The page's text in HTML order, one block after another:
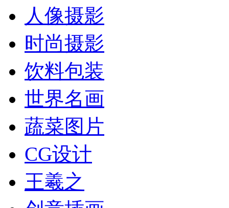
人像摄影
时尚摄影
饮料包装
世界名画
蔬菜图片
CG设计
王羲之